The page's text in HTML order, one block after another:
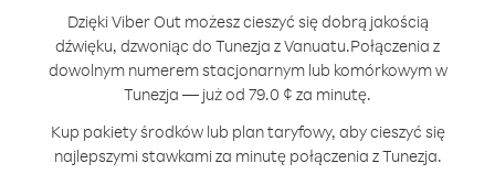
Dzięki Viber Out możesz cieszyć się dobrą jakością
dźwięku, dzwoniąc do Tunezja z Vanuatu.Połączenia z
dowolnym numerem stacjonarnym lub komórkowym w
Tunezja — już od 79.0 ¢ za minutę.
Kup pakiety środków lub plan taryfowy, aby cieszyć się
najlepszymi stawkami za minutę połączenia z Tunezja.